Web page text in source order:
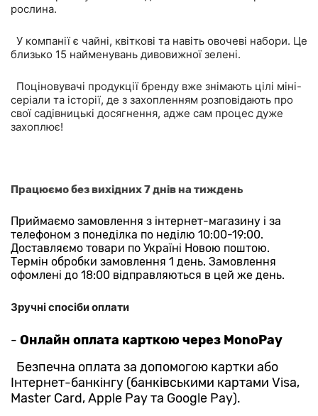
рослина.
У компанії є чайні, квіткові та навіть овочеві набори. Це
близько 15 найменувань дивовижної зелені.
Поціновувачі продукції бренду вже знімають цілі міні-
серіали та історії, де з захопленням розповідають про
свої садівницькі досягнення, адже сам процес дуже
захоплює!
Працюємо без вихідних 7 днів на тиждень
Приймаємо замовлення з інтернет-магазину і за
телефоном з понеділка по неділю 10:00-19:00.
Доставляємо товари по Україні Новою поштою.
Термін обробки замовлення 1 день. Замовлення
офомлені до 18:00 відправляються в цей же день.
Зручні спосіби оплати
- Онлайн оплата карткою через MonoPay
Безпечна оплата за допомогою картки або
Інтернет-банкінгу (банківськими картами Visa,
Master Card, Apple Pay та Google Pay).